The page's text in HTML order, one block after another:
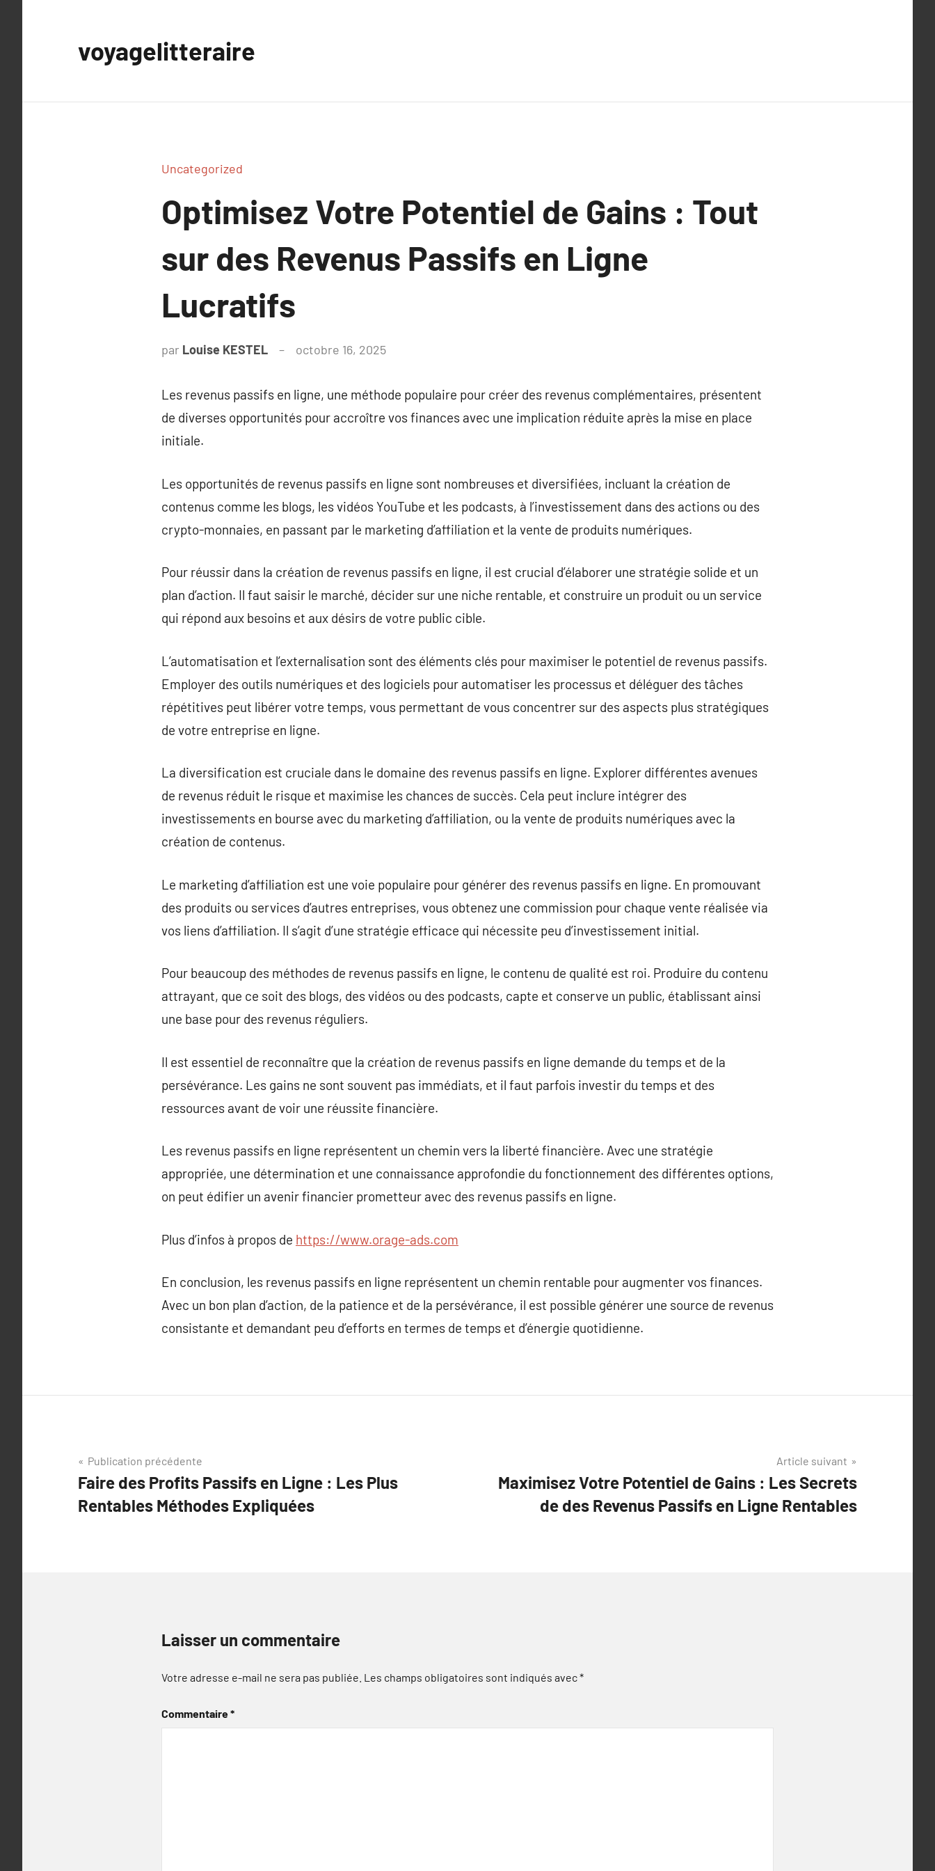
voyagelitteraire
Uncategorized
Optimisez Votre Potentiel de Gains : Tout
sur des Revenus Passifs en Ligne
Lucratifs
par Louise KESTEL octobre 16, 2025
Les revenus passifs en ligne, une méthode populaire pour créer des revenus complémentaires, présentent
de diverses opportunités pour accroître vos finances avec une implication réduite après la mise en place
initiale.
Les opportunités de revenus passifs en ligne sont nombreuses et diversifiées, incluant la création de
contenus comme les blogs, les vidéos YouTube et les podcasts, à l’investissement dans des actions ou des
crypto-monnaies, en passant par le marketing d’affiliation et la vente de produits numériques.
Pour réussir dans la création de revenus passifs en ligne, il est crucial d’élaborer une stratégie solide et un
plan d’action. Il faut saisir le marché, décider sur une niche rentable, et construire un produit ou un service
qui répond aux besoins et aux désirs de votre public cible.
L’automatisation et l’externalisation sont des éléments clés pour maximiser le potentiel de revenus passifs.
Employer des outils numériques et des logiciels pour automatiser les processus et déléguer des tâches
répétitives peut libérer votre temps, vous permettant de vous concentrer sur des aspects plus stratégiques
de votre entreprise en ligne.
La diversification est cruciale dans le domaine des revenus passifs en ligne. Explorer différentes avenues
de revenus réduit le risque et maximise les chances de succès. Cela peut inclure intégrer des
investissements en bourse avec du marketing d’affiliation, ou la vente de produits numériques avec la
création de contenus.
Le marketing d’affiliation est une voie populaire pour générer des revenus passifs en ligne. En promouvant
des produits ou services d’autres entreprises, vous obtenez une commission pour chaque vente réalisée via
vos liens d’affiliation. Il s’agit d’une stratégie efficace qui nécessite peu d’investissement initial.
Pour beaucoup des méthodes de revenus passifs en ligne, le contenu de qualité est roi. Produire du contenu
attrayant, que ce soit des blogs, des vidéos ou des podcasts, capte et conserve un public, établissant ainsi
une base pour des revenus réguliers.
Il est essentiel de reconnaître que la création de revenus passifs en ligne demande du temps et de la
persévérance. Les gains ne sont souvent pas immédiats, et il faut parfois investir du temps et des
ressources avant de voir une réussite financière.
Les revenus passifs en ligne représentent un chemin vers la liberté financière. Avec une stratégie
appropriée, une détermination et une connaissance approfondie du fonctionnement des différentes options,
on peut édifier un avenir financier prometteur avec des revenus passifs en ligne.
Plus d’infos à propos de https://www.orage-ads.com
En conclusion, les revenus passifs en ligne représentent un chemin rentable pour augmenter vos finances.
Avec un bon plan d’action, de la patience et de la persévérance, il est possible générer une source de revenus
consistante et demandant peu d’efforts en termes de temps et d’énergie quotidienne.
Navigation
de
l’article
Publication précédente
Faire des Profits Passifs en Ligne : Les Plus
Rentables Méthodes Expliquées
Article suivant
Maximisez Votre Potentiel de Gains : Les Secrets
de des Revenus Passifs en Ligne Rentables
Laisser un commentaire
Votre adresse e-mail ne sera pas publiée. Les champs obligatoires sont indiqués avec*
Commentaire*